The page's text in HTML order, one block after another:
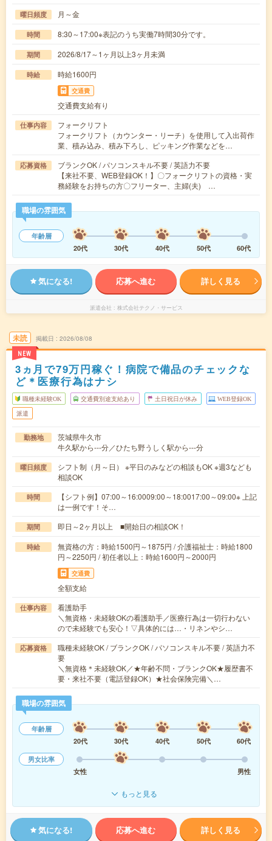
曜日頻度 月～金
時間 8:30～17:00※表記のうち実働7時間30分です。
期間 2026/8/17～1ヶ月以上3ヶ月未満
時給 時給1600円
交通費
交通費支給有り
仕事内容
フォークリフト
フォークリフト（カウンター・リーチ）を使用して入出荷作
業、積み込み、積み下ろし、ピッキング作業などを…
応募資格
ブランクOK / パソコンスキル不要 / 英語力不要
【来社不要、WEB登録OK！】〇フォークリフトの資格・実
務経験をお持ちの方〇フリーター、主婦(夫) …
職場の雰囲気
年齢層
20代
30代 40代 50代 60代
気になる! 応募へ進む 詳しく見る
派遣会社 株式会社テクノ・サービス
未読
NEW
掲載日 2026/08/08
3ヵ月で79万円稼ぐ！病院で備品のチェックな
ど＊医療行為はナシ
職種未経験OK 交通費別途支給あり 土日祝日が休み WEB登録OK
派遣
勤務地
茨城県牛久市
牛久駅から---分／ひたち野うしく駅から---分
曜日頻度
シフト制（月～日） ※平日のみなどの相談もOK ※週3なども
相談OK
時間
【シフト例】07:00～16:0009:00～18:0017:00～09:00※ 上記
は一例です！そ…
期間 即日～2ヶ月以上 ■開始日の相談OK！
時給
無資格の方：時給1500円～1875円 / 介護福祉士：時給1800
円～2250円 / 初任者以上：時給1600円～2000円
交通費
全額支給
仕事内容
看護助手
＼無資格・未経験OKの看護助手／医療行為は一切行わない
ので未経験でも安心！▽具体的には…・リネンやシ…
応募資格
職種未経験OK / ブランクOK / パソコンスキル不要 / 英語力不
要
＼無資格＊未経験OK／★年齢不問・ブランクOK★履歴書不
要・来社不要（電話登録OK）★社会保険完備＼…
職場の雰囲気
年齢層
20代
30代 40代 50代
60代
男女比率
女性
男性
もっと見る
気になる! 応募へ進む 詳しく見る